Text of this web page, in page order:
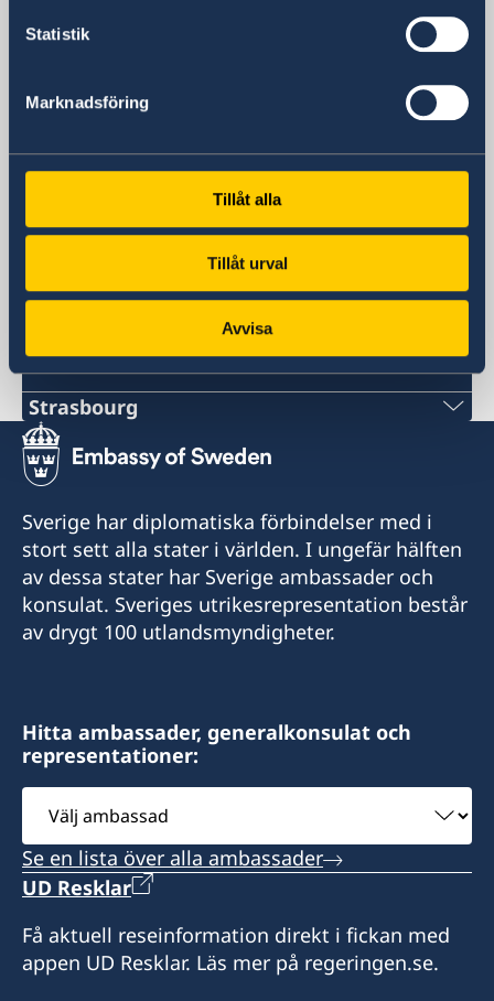
Statistik
Marknadsföring
Tillåt alla
Tillåt urval
Avvisa
67000 Strasbourg
Sveriges ständiga representation vid
Europarådet i Strasbourg
67000 Strasbourg
Telefonnummer
+33 3 88 24 60 50
E-postadress
rpsuede@gov.se
Svenska konsulat
Strasbourg
Tel:
+33 6 31 11 88 03
E-mail:
consulat.suede.strasbourg@wanadoo.fr
Öppettider: enbart med tidsbeställning.
Christina Krüger
Sverige har diplomatiska förbindelser med i
stort sett alla stater i världen. I ungefär hälften
av dessa stater har Sverige ambassader och
konsulat. Sveriges utrikesrepresentation består
av drygt 100 utlandsmyndigheter.
Hitta ambassader, generalkonsulat och
representationer:
Välj
ambassad
Se en lista över alla ambassader
UD Resklar
Få aktuell reseinformation direkt i fickan med
appen UD Resklar. Läs mer på regeringen.se.